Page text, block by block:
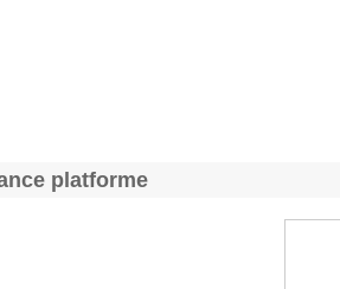
platforme